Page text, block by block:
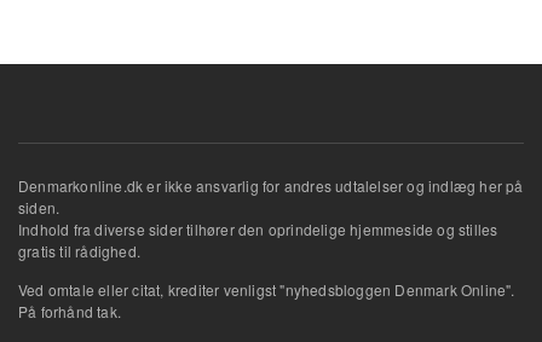
Denmarkonline.dk er ikke ansvarlig for andres udtalelser og indlæg her på
siden.
Indhold fra diverse sider tilhører den oprindelige hjemmeside og stilles
gratis til rådighed.
Ved omtale eller citat, krediter venligst "nyhedsbloggen Denmark Online".
På forhånd tak.